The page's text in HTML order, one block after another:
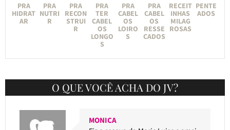
PRA
HIDRAT
AR
PRA
NUTRI
R
PRA
RECON
STRUI
R
PRA
TER
CABEL
OS
LONGO
S
PRA
CABEL
OS
LOIRO
S
PRA
CABEL
OS
RESSE
CADOS
RECEIT
INHAS
MILAG
ROSAS
PENTE
ADOS
O QUE VOCÊ ACHA DO JV?
MONICA